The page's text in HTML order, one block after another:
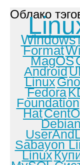
Облако
Windows
Format
MagOS
Android
Linux
Fedora
Foundation
Hat
Sabayon
Linux